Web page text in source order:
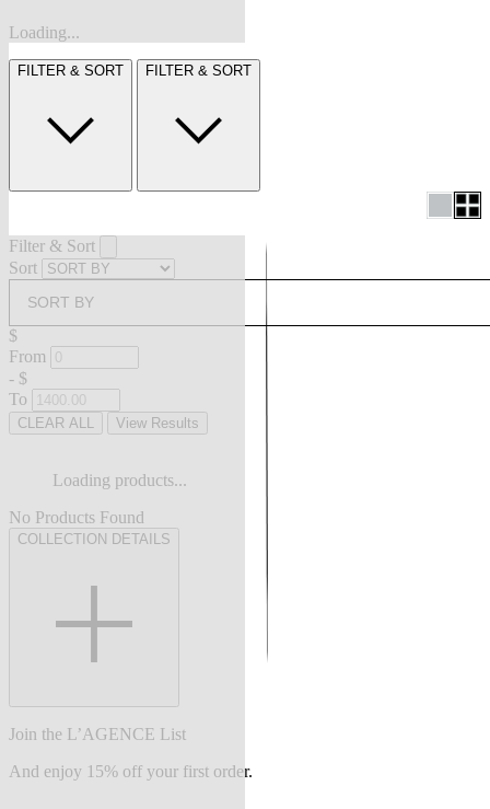
Loading...
FILTER & SORT FILTER & SORT
Filter & Sort
Sort
SORT BY
$
From
- $
To
CLEAR ALL View Results
Loading products...
No Products Found
COLLECTION DETAILS
Join the L’AGENCE List
And enjoy 15% off your first order.